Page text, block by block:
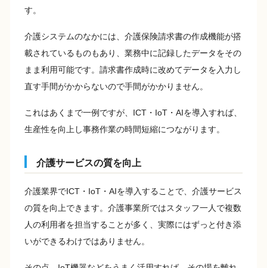
す。
介護システムのなかには、介護保険請求書の作成機能が搭
載されているものもあり、業務中に記録したデータをその
まま利用可能です。請求書作成時に改めてデータを入力し
直す手間がかからないので手間がかかりません。
これはあくまで一例ですが、ICT・IoT・AIを導入すれば、
生産性を向上し事務作業の時間短縮につながります。
介護サービスの質を向上
介護業界でICT・IoT・AIを導入することで、介護サービス
の質を向上できます。介護事業所ではスタッフ一人で複数
人の利用者を担当することが多く、実際にはずっと付き添
いができるわけではありません。